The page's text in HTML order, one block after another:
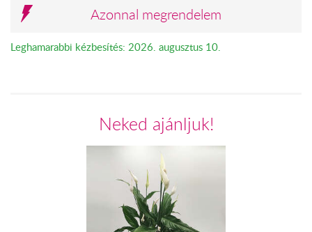
Azonnal megrendelem
Leghamarabbi kézbesítés: 2026. augusztus 10.
Neked ajánljuk!